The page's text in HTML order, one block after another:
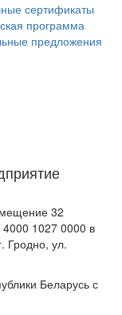
сертификаты
программа
предложения
32
1027 0000 в
Гродно, ул.
Беларусь с